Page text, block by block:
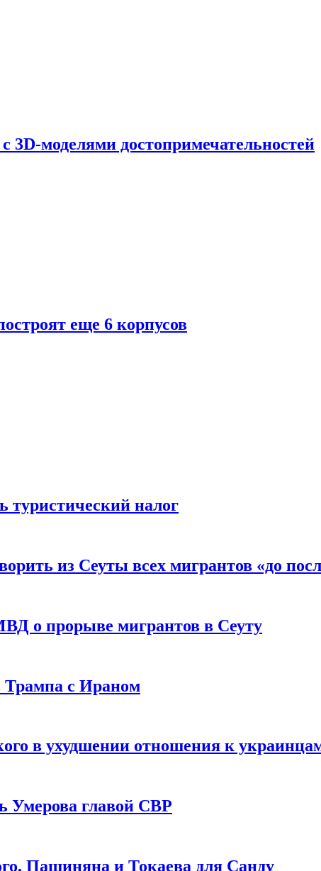
3D-моделями достопримечательностей
еще 6 корпусов
туристический налог
из Сеуты всех мигрантов «до
о прорыве мигрантов в Сеуту
Трампа с Ираном
в ухудшении отношения к
Умерова главой СВР
Пашиняна и Токаева для Санду